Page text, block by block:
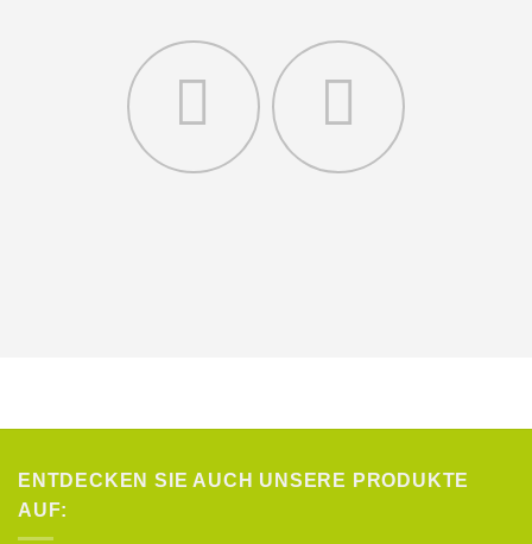
ENTDECKEN SIE AUCH UNSERE PRODUKTE
AUF: